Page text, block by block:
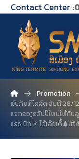
Contact Center :
Promotion
ພົບກັນທີໄລສົດ ວັນທີ 28/
ແຈກຂອງຂວັນປີໃຫມ່ໃຫ້ກັບ
ແຊຮ ປັກ📌 ໄວ້ເລີຍເດີ້